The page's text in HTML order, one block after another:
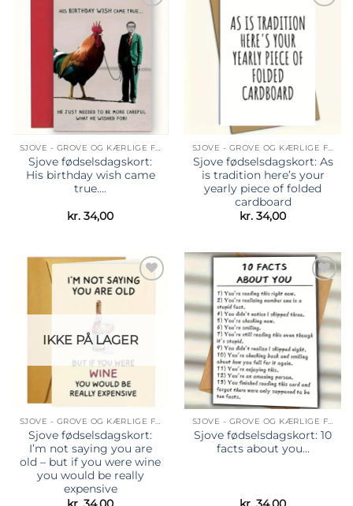
ønskeliste
SJOVE - GROVE OG KÆRLIGE FØDSELSDAGSKORT
Sjove fødselsdagskort:
His birthday wish came
true….
kr. 34,00
Tilføj til
ønskeliste
SJOVE - GROVE OG KÆRLIGE FØDSELSDAGSKORT
Sjove fødselsdagskort: As
is tradition here’s your
yearly piece of folded
cardboard
kr. 34,00
Tilføj til
IKKE PÅ LAGER
SJOVE - GROVE OG KÆRLIGE FØDSELSDAGSKORT
Sjove fødselsdagskort:
I’m not saying you are
old – but if you were wine
you would be really
expensive
kr. 34,00
Tilføj til
ønskeliste
SJOVE - GROVE OG KÆRLIGE FØDSELSDAGSKORT
Sjove fødselsdagskort: 10
facts about you…
kr. 34,00